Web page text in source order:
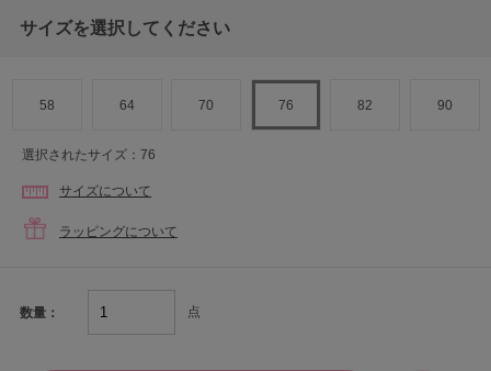
サイズを選択してください
58 64 70 76 82 90
選択されたサイズ：76
サイズについて
ラッピングについて
数量： 点